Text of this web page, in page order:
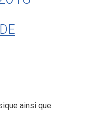
ainsi que